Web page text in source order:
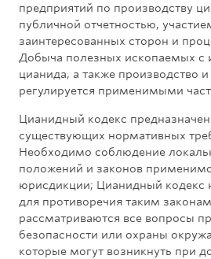
предприятий по производству
публичной отчетностью,
заинтересованных сторон и
Добыча полезных ископаемых с
цианида, а также производство
регулируется применимыми
Цианидный кодекс
существующих нормативных
Необходимо соблюдение
положений и законов
юрисдикции; Цианидный кодекс
для противоречия таким
рассматриваются все вопросы
безопасности или охраны
которые могут возникнуть при